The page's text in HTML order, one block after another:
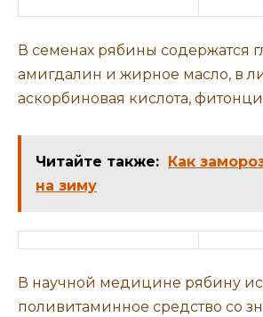
В семенах рябины содержатся
амигдалин и жирное масло, в
аскорбиновая кислота,
Читайте также: Как
на зиму
В научной медицине рябину
поливитаминное средство со